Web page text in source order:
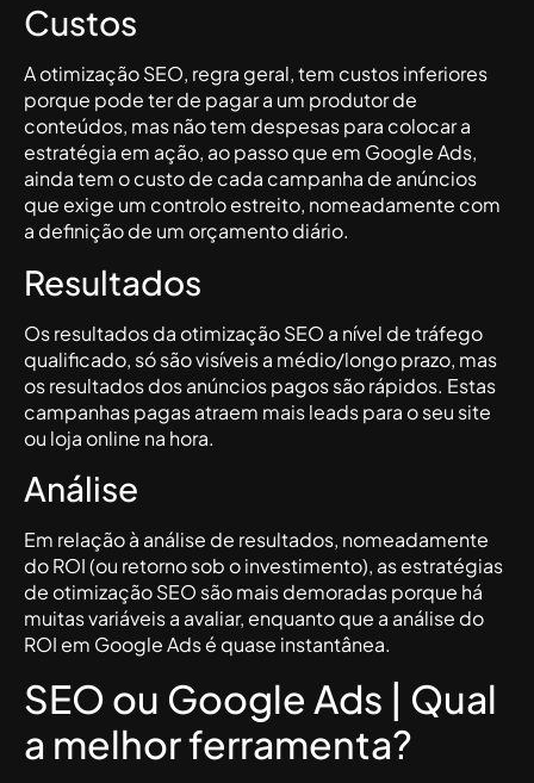
Custos
A otimização SEO, regra geral, tem custos inferiores
porque pode ter de pagar a um produtor de
conteúdos, mas não tem despesas para colocar a
estratégia em ação, ao passo que em Google Ads,
ainda tem o custo de cada campanha de anúncios
que exige um controlo estreito, nomeadamente com
a definição de um orçamento diário.
Resultados
Os resultados da otimização SEO a nível de tráfego
qualificado, só são visíveis a médio/longo prazo, mas
os resultados dos anúncios pagos são rápidos. Estas
campanhas pagas atraem mais leads para o seu site
ou loja online na hora.
Análise
Em relação à análise de resultados, nomeadamente
do ROI (ou retorno sob o investimento), as estratégias
de otimização SEO são mais demoradas porque há
muitas variáveis a avaliar, enquanto que a análise do
ROI em Google Ads é quase instantânea.
SEO ou Google Ads | Qual
a melhor ferramenta?